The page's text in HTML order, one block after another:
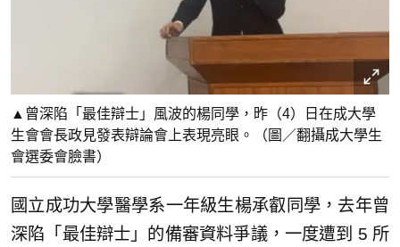
▲曾深陷「最佳辯士」風波的楊同學，昨（4）日在成大學
生會會長政見發表辯論會上表現亮眼。（圖／翻攝成大學生
會選委會臉書）
國立成功大學醫學系一年級生楊承叡同學，去年曾
深陷「最佳辯士」的備審資料爭議，一度遭到 5 所